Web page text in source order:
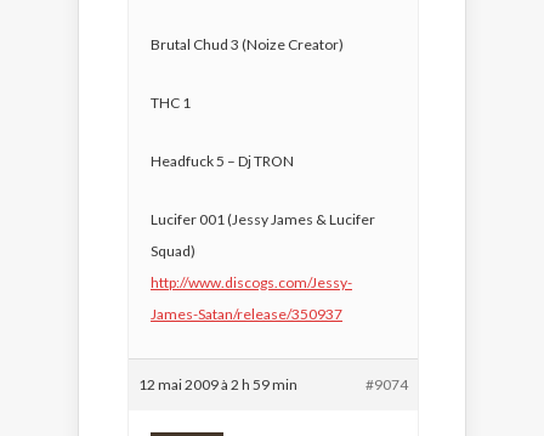
Brutal Chud 3 (Noize Creator)
THC 1
Headfuck 5 – Dj TRON
Lucifer 001 (Jessy James & Lucifer
Squad)
http://www.discogs.com/Jessy-
James-Satan/release/350937
12 mai 2009 à 2 h 59 min #9074